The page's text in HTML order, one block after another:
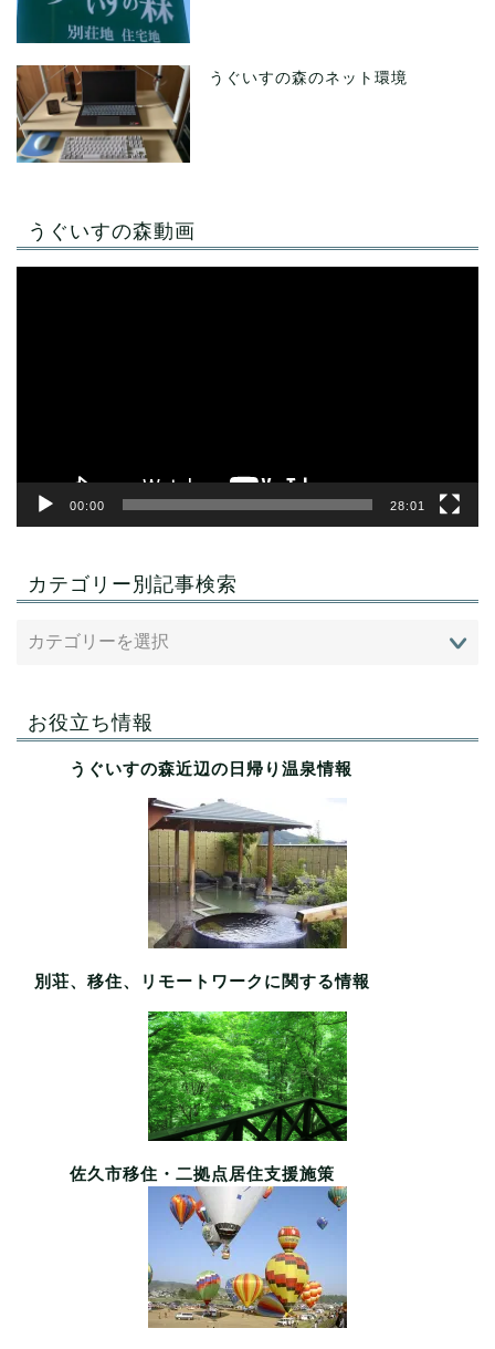
うぐいすの森のネット環境
うぐいすの森動画
00:00 28:01
カテゴリー別記事検索
お役立ち情報
うぐいすの森近辺の日帰り温泉情報
別荘、移住、リモートワークに関する情報
佐久市移住・二拠点居住支援施策